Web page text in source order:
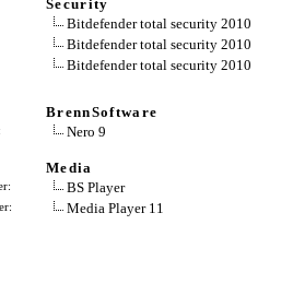
Security
Bitdefender total security 2010
Bitdefender total security 2010
Bitdefender total security 2010
BrennSoftware
Nero 9
Media
BS Player
Media Player 11